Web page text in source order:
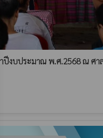
ำปีงบประมาณ พ.ศ.2568 ณ ศา